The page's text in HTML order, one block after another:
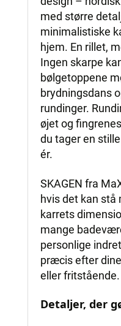
med større
minimalistiske
hjem. En rillet,
Ingen skarpe
bølgetoppene
brydningsdans
rundinger.
øjet og
du tager en
ér.
SKAGEN fra
hvis det kan stå
karrets
mange
personlige
præcis efter
eller fritstående.
Detaljer, der